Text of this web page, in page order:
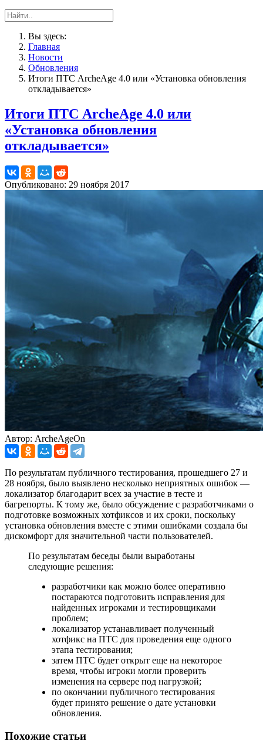
Вы здесь:
Главная
Новости
Обновления
Итоги ПТС ArcheAge 4.0 или «Установка обновления
откладывается»
Итоги ПТС ArcheAge 4.0 или
«Установка обновления
откладывается»
Опубликовано: 29 ноября 2017
Автор: ArcheAgeOn
По результатам публичного тестирования, прошедшего 27 и
28 ноября, было выявлено несколько неприятных ошибок —
локализатор благодарит всех за участие в тесте и
багрепорты. К тому же, было обсуждение с разработчиками о
подготовке возможных хотфиксов и их сроки, поскольку
установка обновления вместе с этими ошибками создала бы
дискомфорт для значительной части пользователей.
По результатам беседы были выработаны
следующие решения:
разработчики как можно более оперативно
постараются подготовить исправления для
найденных игроками и тестировщиками
проблем;
локализатор устанавливает полученный
хотфикс на ПТС для проведения еще одного
этапа тестирования;
затем ПТС будет открыт еще на некоторое
время, чтобы игроки могли проверить
изменения на сервере под нагрузкой;
по окончании публичного тестирования
будет принято решение о дате установки
обновления.
Похожие статьи